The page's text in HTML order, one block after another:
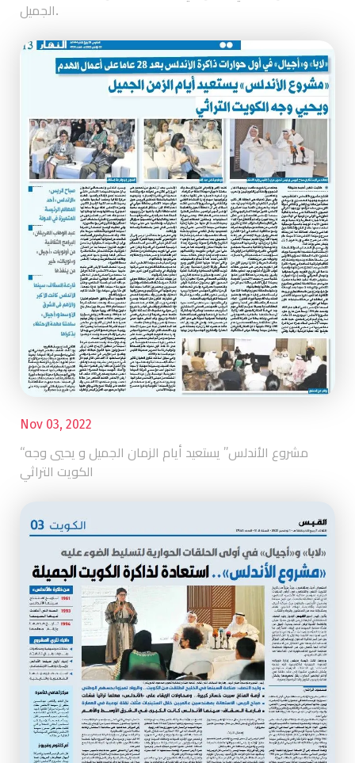
الجميل.
Nov 03, 2022
“مشروع الأندلس” يستعيد أيام الزمان الجميل و يحيي وجه
الكويت التراثي